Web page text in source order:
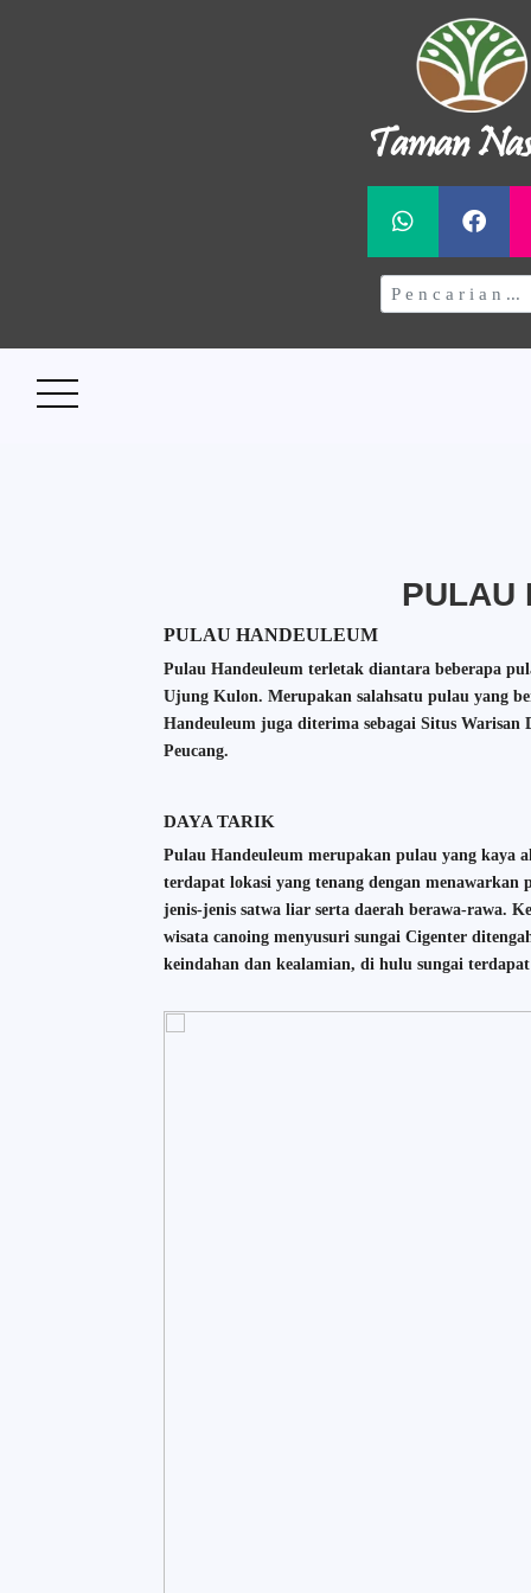
Taman
PULAU
PULAU HANDEULEUM
Pulau Handeuleum terletak diantara beberapa
Ujung Kulon. Merupakan salahsatu pulau yang
Handeuleum juga diterima sebagai Situs
Peucang.
DAYA TARIK
Pulau Handeuleum merupakan pulau yang kaya
terdapat lokasi yang tenang dengan
jenis-jenis satwa liar serta daerah berawa-rawa.
wisata canoing menyusuri sungai Cigenter
keindahan dan kealamian, di hulu sungai